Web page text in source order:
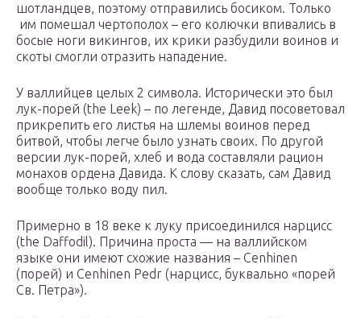
шотландцев, поэтому отправились босиком. Только
им помешал чертополох – его колючки впивались в
босые ноги викингов, их крики разбудили воинов и
скоты смогли отразить нападение.
У валлийцев целых 2 символа. Исторически это был
лук-порей (the Leek) – по легенде, Давид посоветовал
прикрепить его листья на шлемы воинов перед
битвой, чтобы легче было узнать своих. По другой
версии лук-порей, хлеб и вода составляли рацион
монахов ордена Давида. К слову сказать, сам Давид
вообще только воду пил.
Примерно в 18 веке к луку присоединился нарцисс
(the Daffodil). Причина проста — на валлийском
языке они имеют схожие названия – Cenhinen
(порей) и Cenhinen Pedr (нарцисс, буквально «порей
Св. Петра»).